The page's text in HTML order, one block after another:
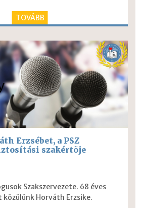
TOVÁBB
Erzsébet, a PSZ
szakértõje
Szakszervezete. 68 éves
Horváth Erzsike.